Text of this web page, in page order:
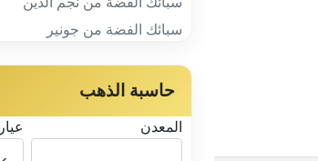
سبائك الفضة من جونير
حاسبة الذهب
المعدن عيار